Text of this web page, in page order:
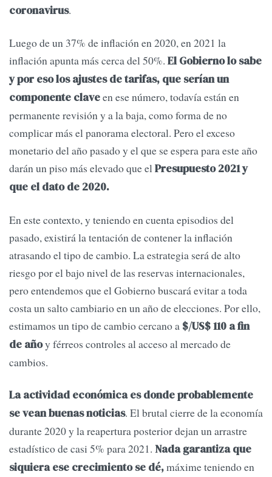
coronavirus.
Luego de un 37% de inflación en 2020, en 2021 la
inflación apunta más cerca del 50%. El Gobierno lo sabe
y por eso los ajustes de tarifas, que serían un
componente claveen ese número, todavía están en
permanente revisión y a la baja, como forma de no
complicar más el panorama electoral. Pero el exceso
monetario del año pasado y el que se espera para este año
darán un piso más elevado que elPresupuesto 2021 y
que el dato de 2020.
En este contexto, y teniendo en cuenta episodios del
pasado, existirá la tentación de contener la inflación
atrasando el tipo de cambio. La estrategia será de alto
riesgo por el bajo nivel de las reservas internacionales,
pero entendemos que el Gobierno buscará evitar a toda
costa un salto cambiario en un año de elecciones. Por ello,
estimamos un tipo de cambio cercano a $/US$ 110 a fin
de añoy férreos controles al acceso al mercado de
cambios.
La actividad económica es donde probablemente
se vean buenas noticias. El brutal cierre de la economía
durante 2020 y la reapertura posterior dejan un arrastre
estadístico de casi 5% para 2021. Nada garantiza que
siquiera ese crecimiento se dé,máxime teniendo en